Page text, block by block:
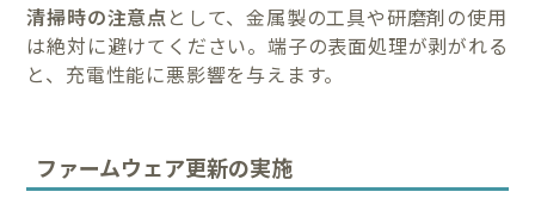
清掃時の注意点として、金属製の工具や研磨剤の使用
は絶対に避けてください。端子の表面処理が剥がれる
と、充電性能に悪影響を与えます。
ファームウェア更新の実施